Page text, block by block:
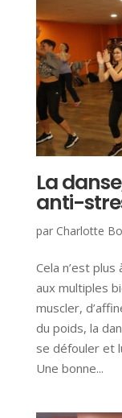
La
anti-
par Charlotte
Cela n’est
aux multiples
muscler,
du poids, la
se défouler et
Une bonne...